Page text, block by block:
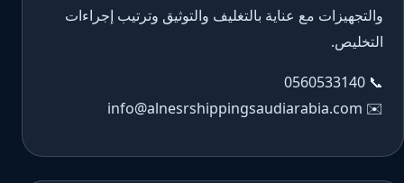
والتجهيزات مع عناية بالتغليف والتوثيق وترتيب إجراءات
التخليص.
📞
0560533140
✉️
info@alnesrshippingsaudiarabia.com